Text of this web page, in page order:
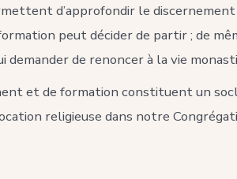
d’approfondir le discernement
peut décider de partir ; de
demander de renoncer à la vie
et de formation constituent un
religieuse dans notre